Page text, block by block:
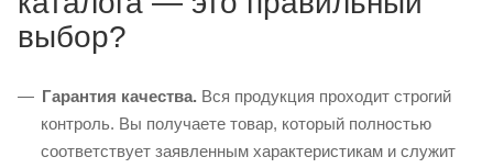
выбор?
Гарантия качества. Вся продукция проходит строгий
контроль. Вы получаете товар, который полностью
соответствует заявленным характеристикам и служит